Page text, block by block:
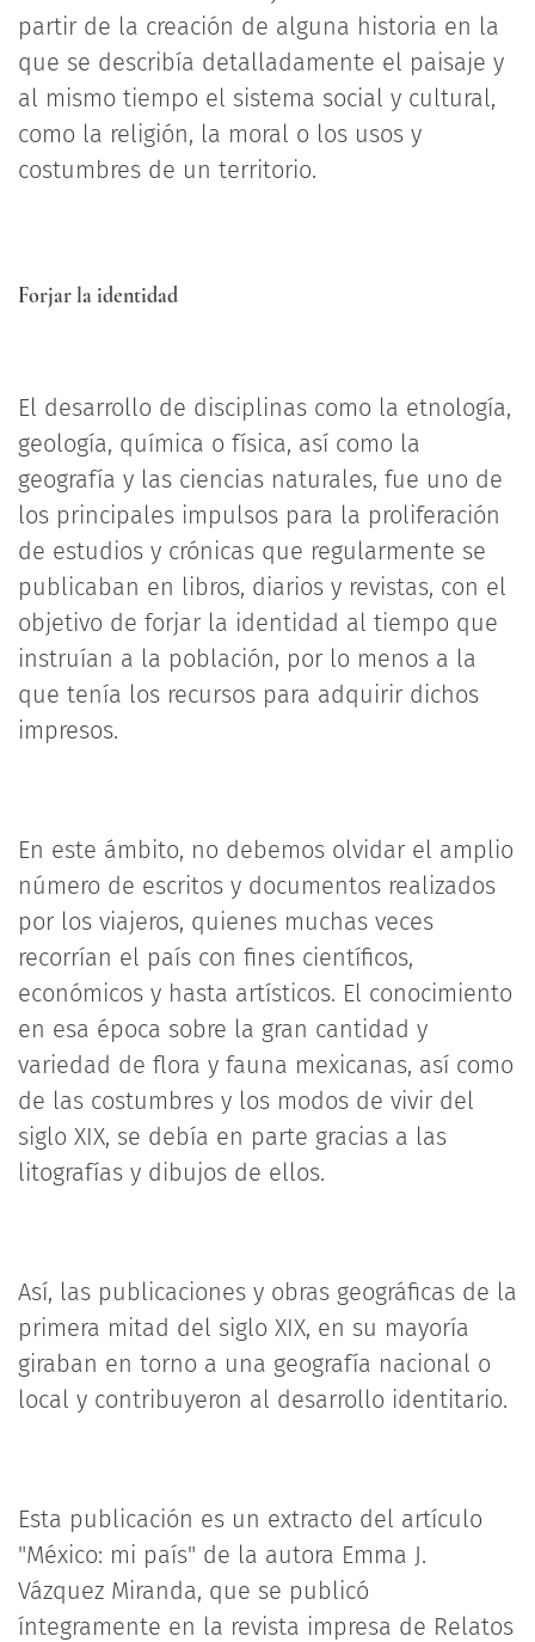
partir de la creación de alguna historia en la
que se describía detalladamente el paisaje y
al mismo tiempo el sistema social y cultural,
como la religión, la moral o los usos y
costumbres de un territorio.
Forjar la identidad
El desarrollo de disciplinas como la etnología,
geología, química o física, así como la
geografía y las ciencias naturales, fue uno de
los principales impulsos para la proliferación
de estudios y crónicas que regularmente se
publicaban en libros, diarios y revistas, con el
objetivo de forjar la identidad al tiempo que
instruían a la población, por lo menos a la
que tenía los recursos para adquirir dichos
impresos.
En este ámbito, no debemos olvidar el amplio
número de escritos y documentos realizados
por los viajeros, quienes muchas veces
recorrían el país con fines científicos,
económicos y hasta artísticos. El conocimiento
en esa época sobre la gran cantidad y
variedad de flora y fauna mexicanas, así como
de las costumbres y los modos de vivir del
siglo XIX, se debía en parte gracias a las
litografías y dibujos de ellos.
Así, las publicaciones y obras geográficas de la
primera mitad del siglo XIX, en su mayoría
giraban en torno a una geografía nacional o
local y contribuyeron al desarrollo identitario.
Esta publicación es un extracto del artículo
"México: mi país" de la autora Emma J.
Vázquez Miranda, que se publicó
íntegramente en la revista impresa de Relatos